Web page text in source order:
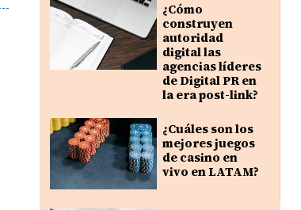
¿Cómo
construyen
autoridad
digital las
agencias líderes
de Digital PR en
la era post-link?
¿Cuáles son los
mejores juegos
de casino en
vivo en LATAM?